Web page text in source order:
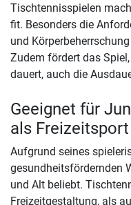
Tischtennisspielen
fit. Besonders die
und
Zudem fördert das
dauert, auch die
Geeignet für
als
Aufgrund seines
gesundheitsfördernden
und Alt beliebt.
Freizeitgestaltung, als